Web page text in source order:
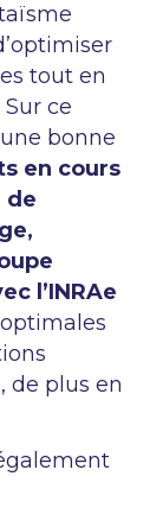
tout en
ce
bonne
en cours
de
l’INRAe
de plus en